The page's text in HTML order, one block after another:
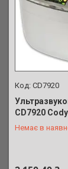
СD7920
СD7920
Немає в
+380 (98)